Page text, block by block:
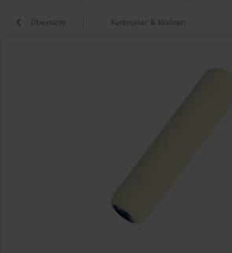
Übersicht Farbroller & Walzen